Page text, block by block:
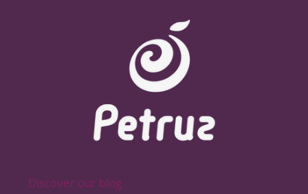
Discover our blog